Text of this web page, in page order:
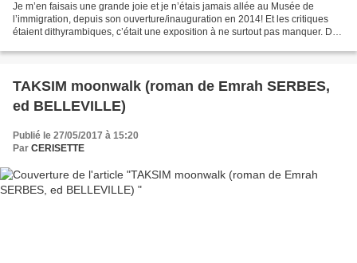
Je m’en faisais une grande joie et je n’étais jamais allée au Musée de
l’immigration, depuis son ouverture/inauguration en 2014! Et les critiques
étaient dithyrambiques, c’était une exposition à ne surtout pas manquer. De
TAKSIM moonwalk (roman de Emrah SERBES,
ed BELLEVILLE)
Publié le 27/05/2017 à 15:20
Par CERISETTE